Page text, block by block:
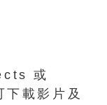
或
載影片及